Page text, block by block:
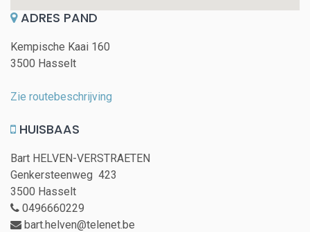
ADRES PAND
Kempische Kaai 160
3500 Hasselt
Zie routebeschrijving
HUISBAAS
Bart HELVEN-VERSTRAETEN
Genkersteenweg 423
3500 Hasselt
0496660229
bart.helven@telenet.be